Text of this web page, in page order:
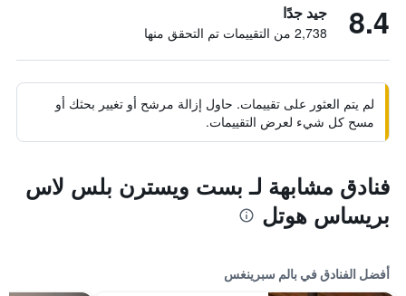
8.4 جيد جدًا
2,738 من التقييمات تم التحقق منها
لم يتم العثور على تقييمات. حاول إزالة مرشح أو تغيير بحثك أو
مسح كل شيء لعرض التقييمات.
فنادق مشابهة لـ بست ويسترن بلس لاس
بريساس هوتل
أفضل الفنادق في بالم سبرينغس